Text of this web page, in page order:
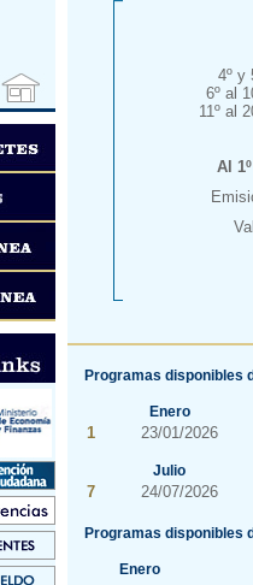
4º y
6º al
11º al
Al
Programas disponibles
Enero
1 23/01/2026
Julio
7 24/07/2026
Programas disponibles
Enero